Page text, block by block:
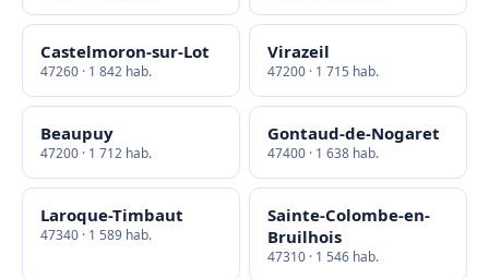
Castelmoron-sur-Lot
47260 · 1 842 hab.
Virazeil
47200 · 1 715 hab.
Beaupuy
47200 · 1 712 hab.
Gontaud-de-Nogaret
47400 · 1 638 hab.
Laroque-Timbaut
47340 · 1 589 hab.
Sainte-Colombe-en-
Bruilhois
47310 · 1 546 hab.